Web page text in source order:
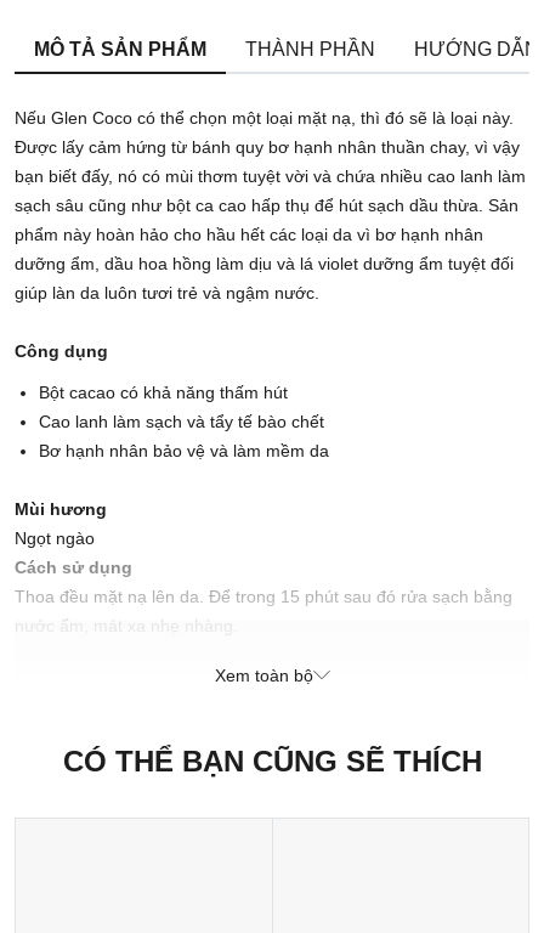
MÔ TẢ SẢN PHẨM THÀNH PHẦN HƯỚNG
Nếu Glen Coco có thể chọn một loại mặt nạ, thì đó sẽ là loại này.
Được lấy cảm hứng từ bánh quy bơ hạnh nhân thuần chay, vì vậy
bạn biết đấy, nó có mùi thơm tuyệt vời và chứa nhiều cao lanh làm
sạch sâu cũng như bột ca cao hấp thụ để hút sạch dầu thừa. Sản
phẩm này hoàn hảo cho hầu hết các loại da vì bơ hạnh nhân
dưỡng ẩm, dầu hoa hồng làm dịu và lá violet dưỡng ẩm tuyệt đối
giúp làn da luôn tươi trẻ và ngậm nước.
Công dụng
Bột cacao có khả năng thấm hút
Cao lanh làm sạch và tẩy tế bào chết
Bơ hạnh nhân bảo vệ và làm mềm da
Mùi hương
Ngọt ngào
Cách sử dụng
Thoa đều mặt nạ lên da. Để trong 15 phút sau đó rửa sạch bằng
nước ấm, mát xa nhẹ nhàng.
mát lạnh nhẹ nhàng.
Sản xuất tại: Nhật Bản
Xem toàn bộ
CÓ THỂ BẠN CŨNG SẼ THÍCH